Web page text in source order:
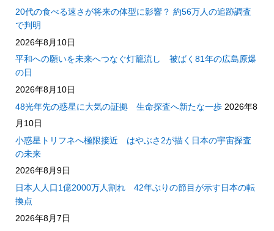
20代の食べる速さが将来の体型に影響？ 約56万人の追跡調査
で判明
2026年8月10日
平和への願いを未来へつなぐ灯籠流し 被ばく81年の広島原爆
の日
2026年8月10日
48光年先の惑星に大気の証拠 生命探査へ新たな一歩 2026年8
月10日
小惑星トリフネへ極限接近 はやぶさ2が描く日本の宇宙探査
の未来
2026年8月9日
日本人人口1億2000万人割れ 42年ぶりの節目が示す日本の転
換点
2026年8月7日